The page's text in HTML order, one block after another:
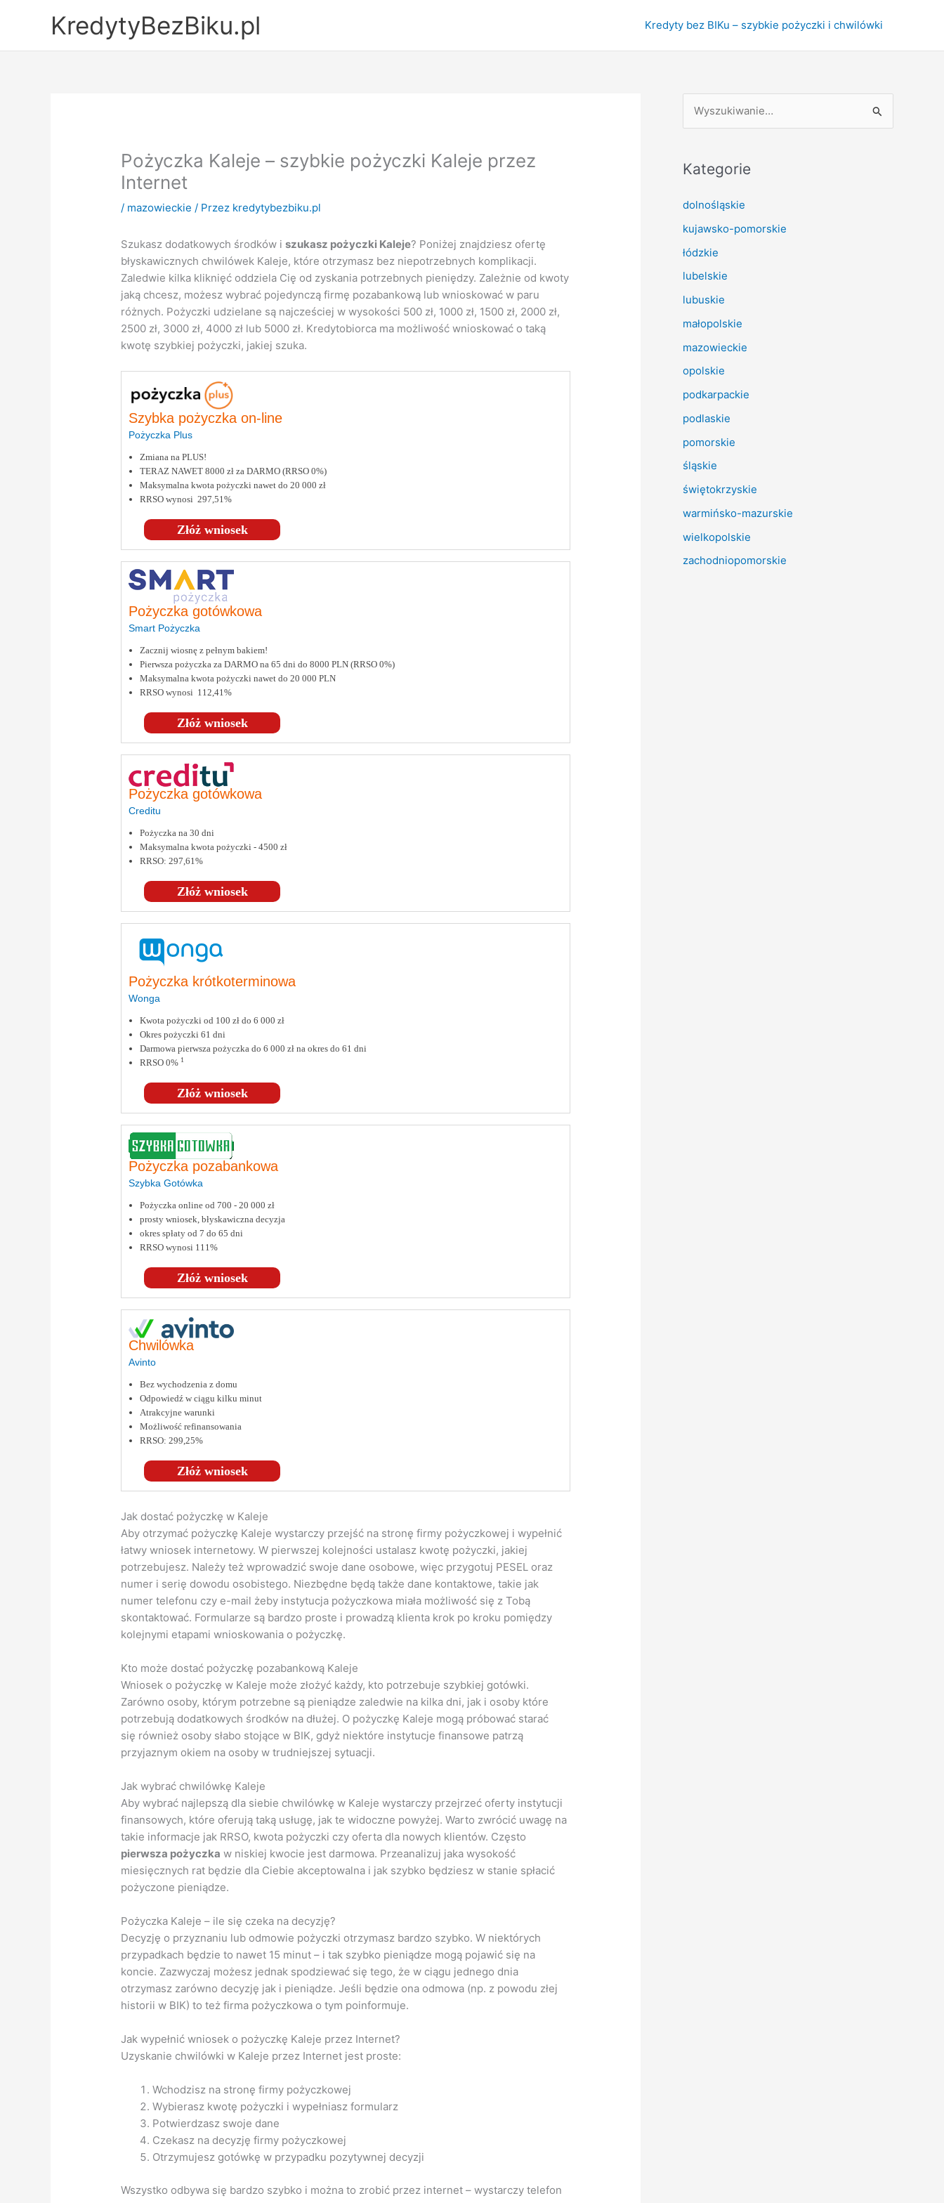
KredytyBezBiku.pl Kredyty bez BIKu – szybkie pożyczki i chwilówki
Pożyczka Kaleje – szybkie pożyczki Kaleje przez
Internet
/ mazowieckie / Przez kredytybezbiku.pl
Szukasz dodatkowych środków iszukasz pożyczki Kaleje? Poniżej znajdziesz ofertę
błyskawicznych chwilówek Kaleje, które otrzymasz bez niepotrzebnych komplikacji.
Zaledwie kilka kliknięć oddziela Cię od zyskania potrzebnych pieniędzy. Zależnie od kwoty
jaką chcesz, możesz wybrać pojedynczą firmę pozabankową lub wnioskować w paru
różnych. Pożyczki udzielane są najcześciej w wysokości 500 zł, 1000 zł, 1500 zł, 2000 zł,
2500 zł, 3000 zł, 4000 zł lub 5000 zł. Kredytobiorca ma możliwość wnioskować o taką
kwotę szybkiej pożyczki, jakiej szuka.
Szybka pożyczka on-line
Pożyczka Plus
Złóż wniosek
Zmiana na PLUS!
TERAZ NAWET 8000 zł za DARMO (RRSO 0%)
Maksymalna kwota pożyczki nawet do 20 000 zł
RRSO wynosi 297,51%
Pożyczka gotówkowa
Smart Pożyczka
Złóż wniosek
Zacznij wiosnę z pełnym bakiem!
Pierwsza pożyczka za DARMO na 65 dni do 8000 PLN (RRSO 0%)
Maksymalna kwota pożyczki nawet do 20 000 PLN
RRSO wynosi 112,41%
Pożyczka gotówkowa
Creditu
Złóż wniosek
Pożyczka na 30 dni
Maksymalna kwota pożyczki - 4500 zł
RRSO: 297,61%
Pożyczka krótkoterminowa
Wonga
Złóż wniosek
Kwota pożyczki od 100 zł do 6 000 zł
Okres pożyczki 61 dni
Darmowa pierwsza pożyczka do 6 000 zł na okres do 61 dni
RRSO 0% 1
Pożyczka pozabankowa
Szybka Gotówka
Złóż wniosek
Pożyczka online od 700 - 20 000 zł
prosty wniosek, błyskawiczna decyzja
okres spłaty od 7 do 65 dni
RRSO wynosi 111%
Chwilówka
Avinto
Złóż wniosek
Bez wychodzenia z domu
Odpowiedź w ciągu kilku minut
Atrakcyjne warunki
Możliwość refinansowania
RRSO: 299,25%
Jak dostać pożyczkę w Kaleje
Aby otrzymać pożyczkę Kaleje wystarczy przejść na stronę firmy pożyczkowej i wypełnić
łatwy wniosek internetowy. W pierwszej kolejności ustalasz kwotę pożyczki, jakiej
potrzebujesz. Należy też wprowadzić swoje dane osobowe, więc przygotuj PESEL oraz
numer i serię dowodu osobistego. Niezbędne będą także dane kontaktowe, takie jak
numer telefonu czy e-mail żeby instytucja pożyczkowa miała możliwość się z Tobą
skontaktować. Formularze są bardzo proste i prowadzą klienta krok po kroku pomiędzy
kolejnymi etapami wnioskowania o pożyczkę.
Kto może dostać pożyczkę pozabankową Kaleje
Wniosek o pożyczkę w Kaleje może złożyć każdy, kto potrzebuje szybkiej gotówki.
Zarówno osoby, którym potrzebne są pieniądze zaledwie na kilka dni, jak i osoby które
potrzebują dodatkowych środków na dłużej. O pożyczkę Kaleje mogą próbować starać
się również osoby słabo stojące w BIK, gdyż niektóre instytucje finansowe patrzą
przyjaznym okiem na osoby w trudniejszej sytuacji.
Jak wybrać chwilówkę Kaleje
Aby wybrać najlepszą dla siebie chwilówkę w Kaleje wystarczy przejrzeć oferty instytucji
finansowych, które oferują taką usługę, jak te widoczne powyżej. Warto zwrócić uwagę na
takie informacje jak RRSO, kwota pożyczki czy oferta dla nowych klientów. Często
pierwsza pożyczka w niskiej kwocie jest darmowa. Przeanalizuj jaka wysokość
miesięcznych rat będzie dla Ciebie akceptowalna i jak szybko będziesz w stanie spłacić
pożyczone pieniądze.
Pożyczka Kaleje – ile się czeka na decyzję?
Decyzję o przyznaniu lub odmowie pożyczki otrzymasz bardzo szybko. W niektórych
przypadkach będzie to nawet 15 minut – i tak szybko pieniądze mogą pojawić się na
koncie. Zazwyczaj możesz jednak spodziewać się tego, że w ciągu jednego dnia
otrzymasz zarówno decyzję jak i pieniądze. Jeśli będzie ona odmowa (np. z powodu złej
historii w BIK) to też firma pożyczkowa o tym poinformuje.
Jak wypełnić wniosek o pożyczkę Kaleje przez Internet?
Uzyskanie chwilówki w Kaleje przez Internet jest proste:
Wchodzisz na stronę firmy pożyczkowej
Wybierasz kwotę pożyczki i wypełniasz formularz
Potwierdzasz swoje dane
Czekasz na decyzję firmy pożyczkowej
Otrzymujesz gotówkę w przypadku pozytywnej decyzji
Wszystko odbywa się bardzo szybko i można to zrobić przez internet – wystarczy telefon
k
j
d
l
a
:
Kategorie
dolnośląskie
kujawsko-pomorskie
łódzkie
lubelskie
lubuskie
małopolskie
mazowieckie
opolskie
podkarpackie
podlaskie
pomorskie
śląskie
świętokrzyskie
warmińsko-mazurskie
wielkopolskie
zachodniopomorskie